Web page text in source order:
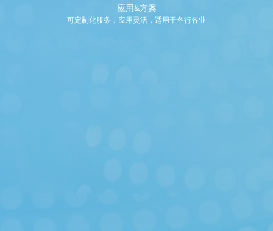
应用&方案
可定制化服务，应用灵活，适用于各行各业